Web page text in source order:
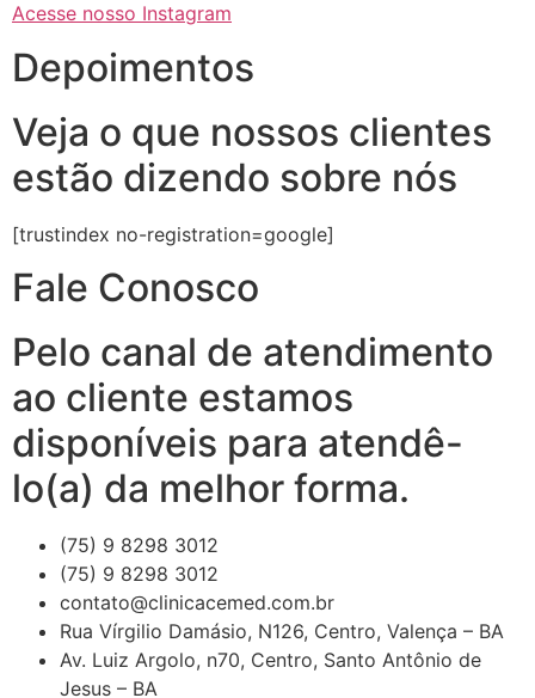
Acesse nosso Instagram
Depoimentos
Veja o que nossos clientes
estão dizendo sobre nós
[trustindex no-registration=google]
Fale Conosco
Pelo canal de atendimento
ao cliente estamos
disponíveis para atendê-
lo(a) da melhor forma.
(75) 9 8298 3012
(75) 9 8298 3012
contato@clinicacemed.com.br
Rua Vírgilio Damásio, N126, Centro, Valença – BA
Av. Luiz Argolo, n70, Centro, Santo Antônio de
Jesus – BA